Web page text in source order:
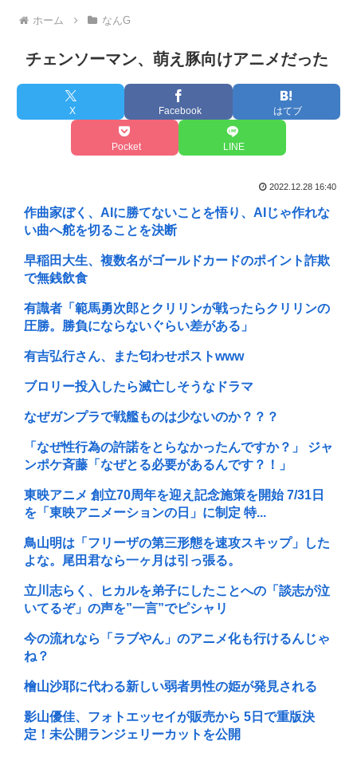
ホーム なんG
チェンソーマン、萌え豚向けアニメだった
X Facebook はてブ
Pocket LINE
2022.12.28 16:40
作曲家ぼく、AIに勝てないことを悟り、AIじゃ作れな
い曲へ舵を切ることを決断
早稲田大生、複数名がゴールドカードのポイント詐欺
で無銭飲食
有識者「範馬勇次郎とクリリンが戦ったらクリリンの
圧勝。勝負にならないぐらい差がある」
有吉弘行さん、また匂わせポストwww
ブロリー投入したら滅亡しそうなドラマ
なぜガンプラで戦艦ものは少ないのか？？？
「なぜ性行為の許諾をとらなかったんですか？」 ジャ
ンポケ斉藤「なぜとる必要があるんです？！」
東映アニメ 創立70周年を迎え記念施策を開始 7/31日
を「東映アニメーションの日」に制定 特...
鳥山明は「フリーザの第三形態を速攻スキップ」した
よな。尾田君なら一ヶ月は引っ張る。
立川志らく、ヒカルを弟子にしたことへの「談志が泣
いてるぞ」の声を”一言”でピシャリ
今の流れなら「ラブやん」のアニメ化も行けるんじゃ
ね？
檜山沙耶に代わる新しい弱者男性の姫が発見される
影山優佳、フォトエッセイが販売から 5日で重版決
定！未公開ランジェリーカットを公開